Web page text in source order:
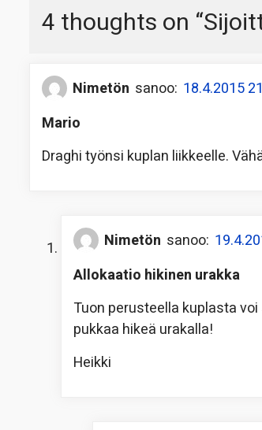
4 thoughts on “
Nimetön sanoo: 18.4.2015
Mario
Draghi työnsi kuplan liikkeelle.
Nimetön sanoo:
Allokaatio hikinen urakka
Tuon perusteella kuplasta
pukkaa hikeä urakalla!
Heikki